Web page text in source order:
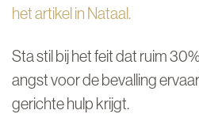
het artikel in Nataal.
Sta stil bij het feit dat ruim
angst voor de bevalling
gerichte hulp krijgt.